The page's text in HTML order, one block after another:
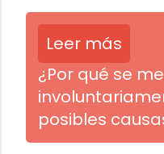
Leer más
¿Por qué se
posibles